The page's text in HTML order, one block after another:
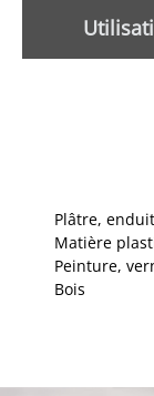
Plâtre, enduit
Matière
Peinture,
Bois